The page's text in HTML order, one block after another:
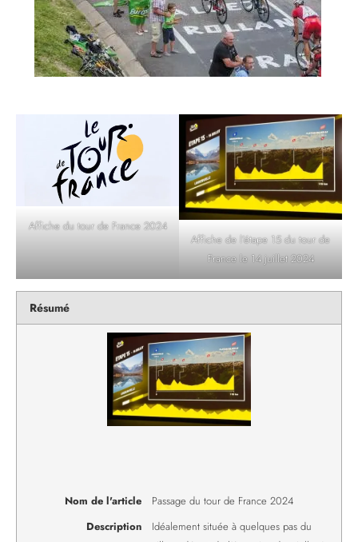
Affiche du tour de France 2024
Affiche de l’étape 15 du tour de
France le 14 juillet 2024
Résumé
Nom de l'article
Passage du tour de France 2024
Description
Idéalement située à quelques pas du